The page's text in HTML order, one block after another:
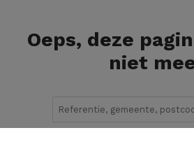
Oeps, deze
niet